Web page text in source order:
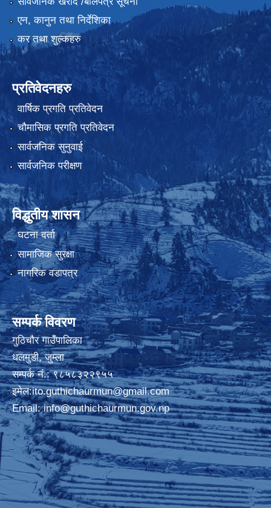
एन, कानुन तथा निर्देशिका
कर तथा शुल्कहरु
प्रतिवेदनहरु
वार्षिक प्रगति प्रतिवेदन
चौमासिक प्रगति प्रतिवेदन
सार्वजनिक सुनुवाई
सार्वजनिक परीक्षण
विद्धुतीय शासन
घटना दर्ता
सामाजिक सुरक्षा
नागरिक वडापत्र
सम्पर्क विवरण
गुठिचौर गाउँपालिका
धलमुडी, जुम्ला
सम्पर्क नं.: ९८५८३२२९५५
इमेल:ito.guthichaurmun@gmail.com
Email:info@guthichaurmun.gov.np